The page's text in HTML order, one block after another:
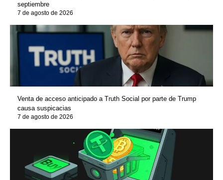
septiembre
7 de agosto de 2026
Venta de acceso anticipado a Truth Social por parte de Trump
causa suspicacias
7 de agosto de 2026